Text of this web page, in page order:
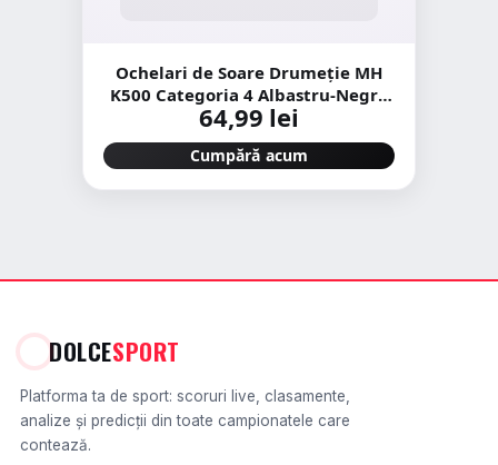
Ochelari de Soare Drumeție MH
K500 Categoria 4 Albastru-Negru
Copii 4-6 Ani
64,99 lei
Cumpără acum
DOLCESPORT
Platforma ta de sport: scoruri live, clasamente,
analize și predicții din toate campionatele care
contează.